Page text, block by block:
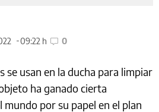
09:22 h 0
se usan en la ducha para limpiar
ha ganado cierta
por su papel en el plan